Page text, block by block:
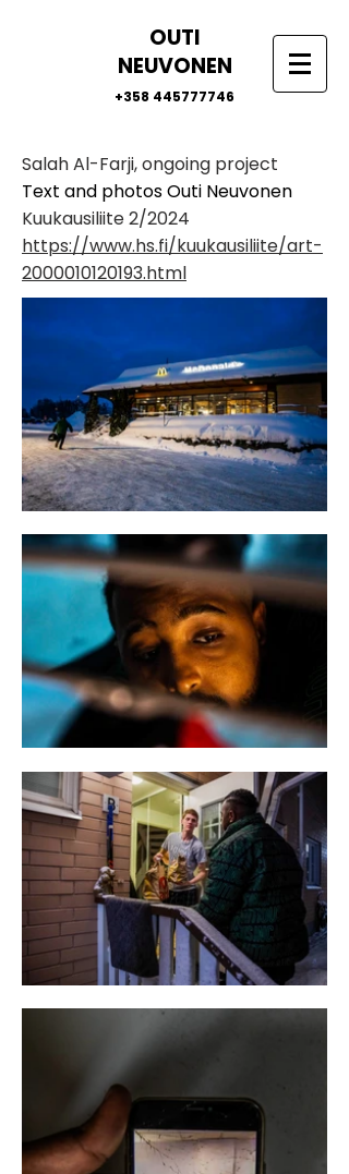
OUTI
NEUVONEN
+358 445777746
Salah Al-Farji, ongoing project
Text and photos Outi Neuvonen
Kuukausiliite 2/2024
https://www.hs.fi/kuukausiliite/art-
2000010120193.html